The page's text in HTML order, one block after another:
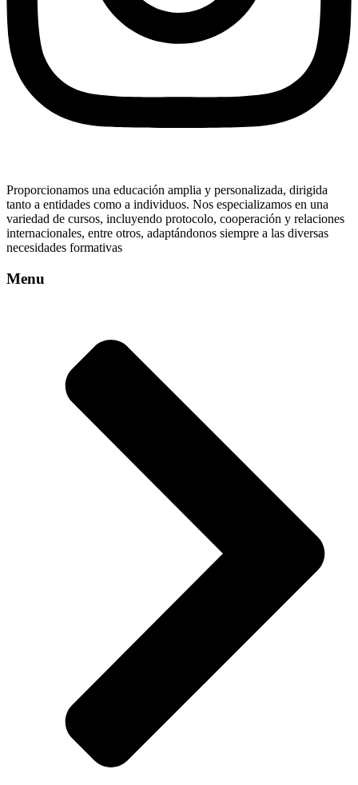
Proporcionamos una educación amplia y personalizada, dirigida
tanto a entidades como a individuos. Nos especializamos en una
variedad de cursos, incluyendo protocolo, cooperación y relaciones
internacionales, entre otros, adaptándonos siempre a las diversas
necesidades formativas
Menu